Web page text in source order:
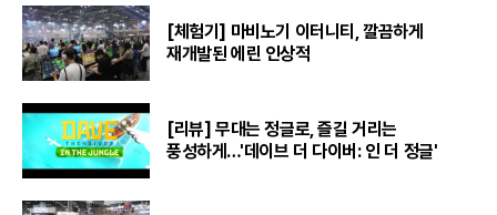
[체험기] 마비노기 이터니티, 깔끔하게
재개발된 에린 인상적
[리뷰] 무대는 정글로, 즐길 거리는
풍성하게…'데이브 더 다이버: 인 더 정글'